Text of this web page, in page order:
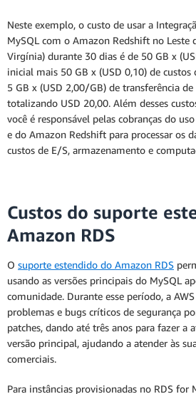
Neste exemplo, o custo de usar a
MySQL com o Amazon Redshift no Leste
Virgínia) durante 30 dias é de 50 GB x
inicial mais 50 GB x (USD 0,10) de custos
5 GB x (USD 2,00/GB) de transferência de
totalizando USD 20,00. Além desses
você é responsável pelas cobranças do
e do Amazon Redshift para processar os
custos de E/S, armazenamento e
Custos do suporte
Amazon RDS
O suporte estendido do Amazon RDS
usando as versões principais do MySQL
comunidade. Durante esse período, a
problemas e bugs críticos de segurança
patches, dando até três anos para fazer a
versão principal, ajudando a atender às
comerciais.
Para instâncias provisionadas no RDS for